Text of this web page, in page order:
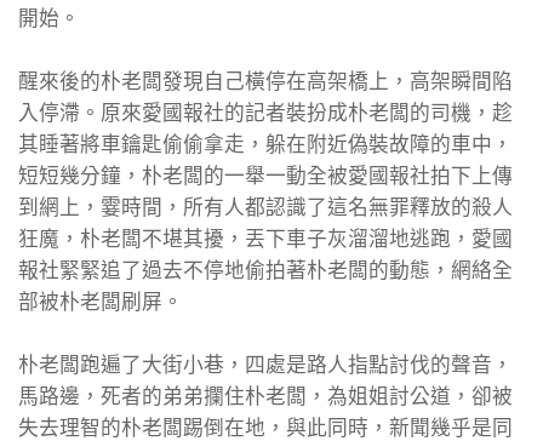
開始。
醒來後的朴老闆發現自己橫停在高架橋上，高架瞬間陷
入停滯。原來愛國報社的記者裝扮成朴老闆的司機，趁
其睡著將車鑰匙偷偷拿走，躲在附近偽裝故障的車中，
短短幾分鐘，朴老闆的一舉一動全被愛國報社拍下上傳
到網上，霎時間，所有人都認識了這名無罪釋放的殺人
狂魔，朴老闆不堪其擾，丟下車子灰溜溜地逃跑，愛國
報社緊緊追了過去不停地偷拍著朴老闆的動態，網絡全
部被朴老闆刷屏。
朴老闆跑遍了大街小巷，四處是路人指點討伐的聲音，
馬路邊，死者的弟弟攔住朴老闆，為姐姐討公道，卻被
失去理智的朴老闆踢倒在地，與此同時，新聞幾乎是同